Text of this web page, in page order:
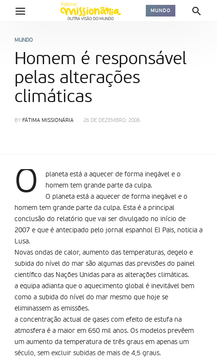
MUNDO
MUNDO
Homem é responsável
pelas alterações
climáticas
BY FÁTIMA MISSIONÁRIA 26 DE DEZEMBRO, 2006
O
planeta está a aquecer de forma inegável e o
homem tem grande parte da culpa.
O planeta está a aquecer de forma inegável e o
homem tem grande parte da culpa. Esta é a principal
conclusão do relatório que vai ser divulgado no início de
2007 e que é antecipado pelo jornal espanhol El Pais, noticia a
Lusa.
Novas ondas de calor, aumento das temperaturas, degelo e
subida do nível do mar são algumas das previsões do painel
científico das Nações Unidas para as alterações climáticas.
a equipa adianta que o aquecimento global é inevitável bem
como a subida do nível do mar mesmo que hoje se
eliminassem as emissões.
a concentração actual de gases com efeito de estufa na
atmosfera é a maior em 650 mil anos. Os modelos prevêem
um aumento da temperatura de três graus em apenas um
século, sem excluir subidas de mais de 4,5 graus.